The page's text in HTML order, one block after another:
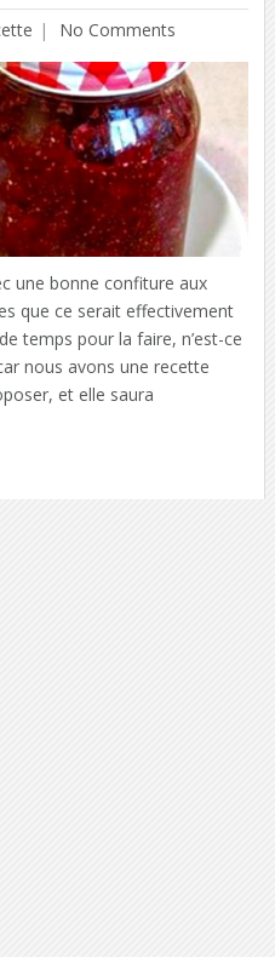
No Comments
une bonne confiture aux
que ce serait effectivement
temps pour la faire, n’est-ce
nous avons une recette
et elle saura